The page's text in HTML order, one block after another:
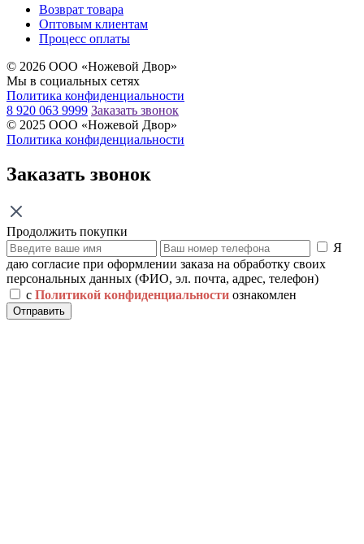
Возврат товара
Оптовым клиентам
Процесс оплаты
© 2026 ООО «Ножевой Двор»
Мы в социальных сетях
Политика конфиденциальности
8 920 063 9999 Заказать звонок
© 2025 ООО «Ножевой Двор»
Политика конфиденциальности
Заказать звонок
Продолжить покупки
Я
даю согласие при оформлении заказа на обработку своих
персональных данных (ФИО, эл. почта, адрес, телефон)
с Политикой конфиденциальности ознакомлен